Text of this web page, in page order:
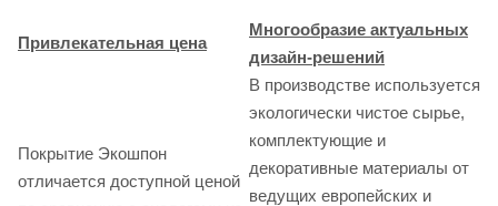
Привлекательная цена
Многообразие актуальных
дизайн-решений
Покрытие Экошпон
отличается доступной ценой
В производстве используется
экологически чистое сырье,
комплектующие и
декоративные материалы от
ведущих европейских и